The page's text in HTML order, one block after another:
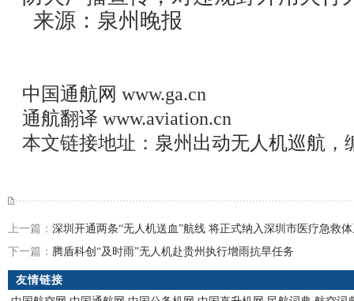
来源：泉州晚报
中国通航网 www.ga.cn
通航翻译 www.aviation.cn
本文链接地址： 泉州出动无人机巡航，
上一篇： 深圳开通两条“无人机送血”航线 将正式纳入深圳市医疗急救
下一篇： 腾盾科创“及时雨”无人机赴贵州执行增雨抗旱任务
友情链接